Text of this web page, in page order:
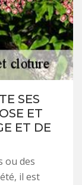
SES
ET
ET DE
ou des
il est